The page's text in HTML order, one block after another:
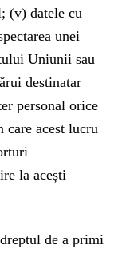
(v) datele cu
unei
Uniunii sau
destinatar
personal orice
care acest lucru
la acești
de a primi